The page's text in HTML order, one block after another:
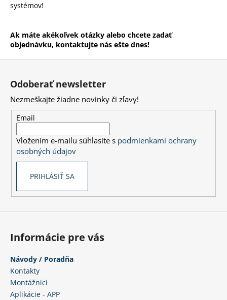
systémov!
Ak máte akékoľvek otázky alebo chcete zadať
objednávku, kontaktujte nás ešte dnes!
Z
Odoberať newsletter
Nezmeškajte žiadne novinky či zľavy!
Email
Vložením e-mailu súhlasíte s podmienkami ochrany
osobných údajov
PRIHLÁSIŤ SA
Informácie pre vás
Návody / Poradňa
Kontakty
Montážnici
Aplikácie - APP